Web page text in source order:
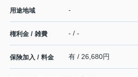
用途地域 -
権利金 / 雑費 - / -
保険加入 / 料金 有 / 26,680円